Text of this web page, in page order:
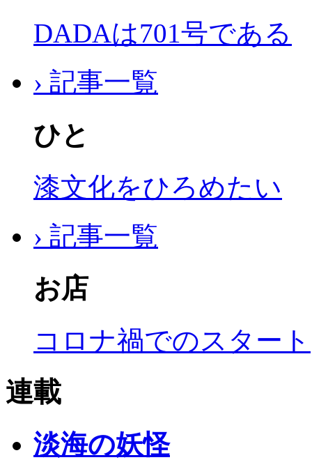
DADAは701号である
› 記事一覧
ひと
漆文化をひろめたい
› 記事一覧
お店
コロナ禍でのスタート
連載
淡海の妖怪